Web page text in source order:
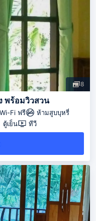
8
พร้อมวิวสวน
Wi-Fi ฟรี
ห้ามสูบบุหรี่
ตู้เย็น ทีวี